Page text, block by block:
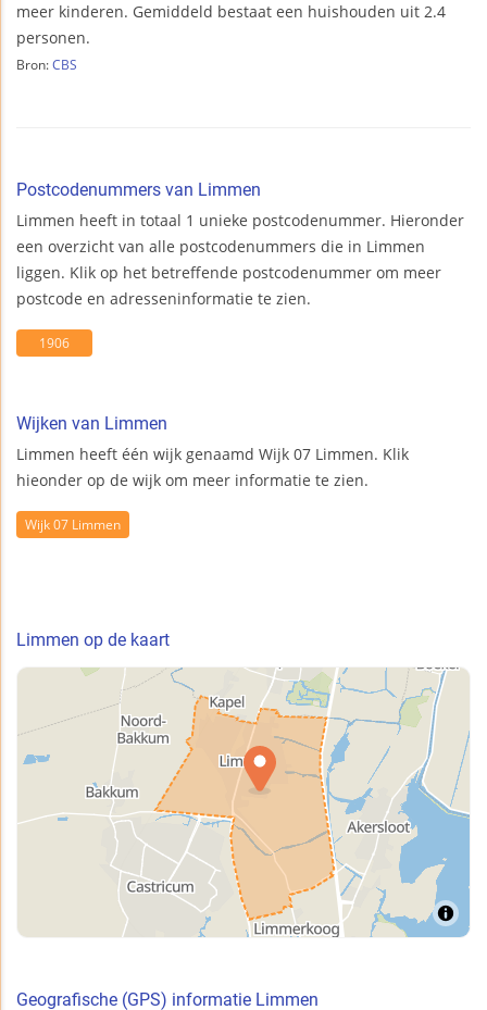
meer kinderen. Gemiddeld bestaat een huishouden uit 2.4
personen.
Bron: CBS
Postcodenummers van Limmen
Limmen heeft in totaal 1 unieke postcodenummer. Hieronder
een overzicht van alle postcodenummers die in Limmen
liggen. Klik op het betreffende postcodenummer om meer
postcode en adresseninformatie te zien.
1906
Wijken van Limmen
Limmen heeft één wijk genaamd Wijk 07 Limmen. Klik
hieonder op de wijk om meer informatie te zien.
Wijk 07 Limmen
Limmen op de kaart
Geografische (GPS) informatie Limmen